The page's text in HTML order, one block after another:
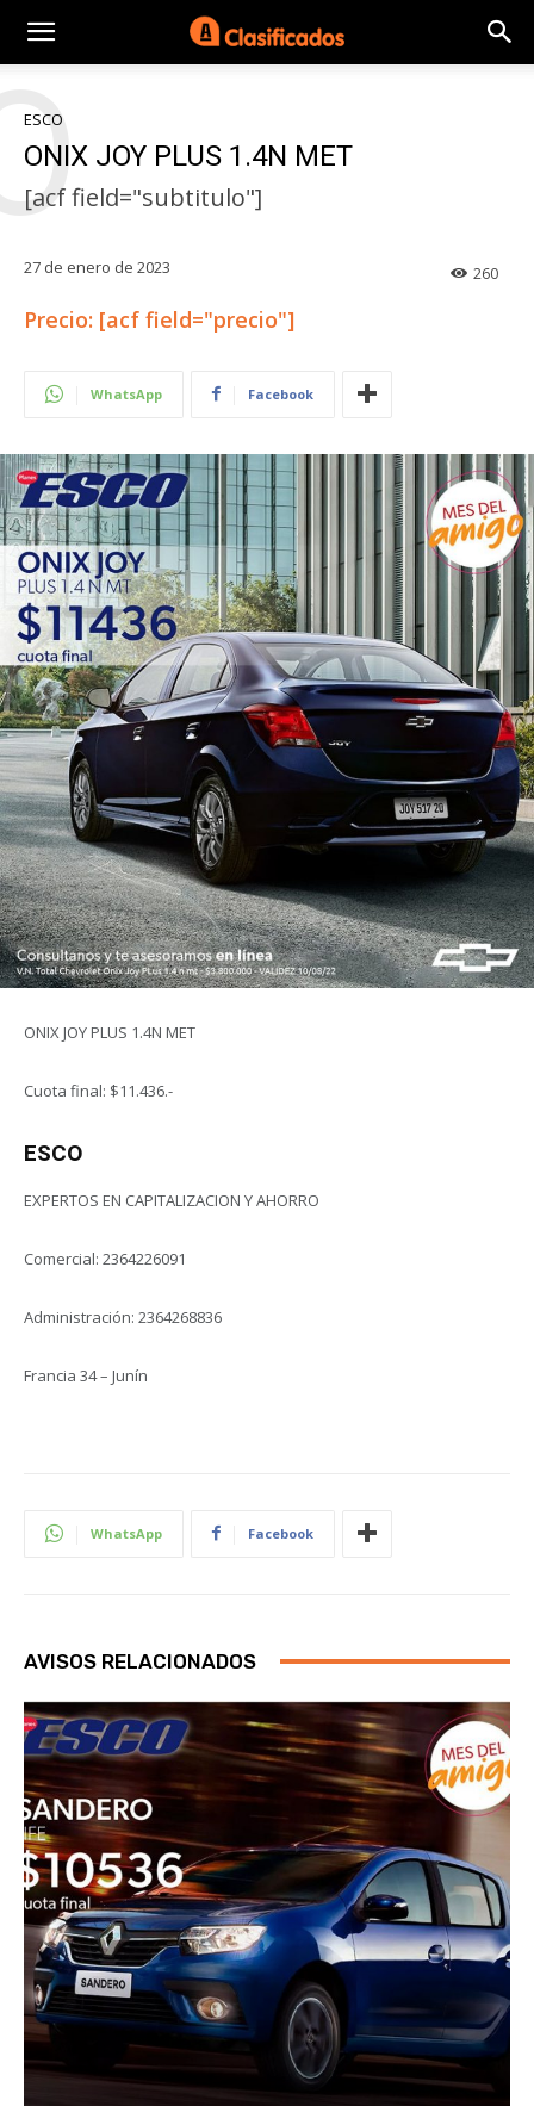
ESCO
ONIX JOY PLUS 1.4N MET
[acf field="subtitulo"]
27 de enero de 2023 260
Precio: [acf field="precio"]
WhatsApp Facebook
ONIX JOY PLUS 1.4N MET
Cuota final: $11.436.-
ESCO
EXPERTOS EN CAPITALIZACION Y AHORRO
Comercial: 2364226091
Administración: 2364268836
Francia 34 – Junín
WhatsApp Facebook
AVISOS RELACIONADOS